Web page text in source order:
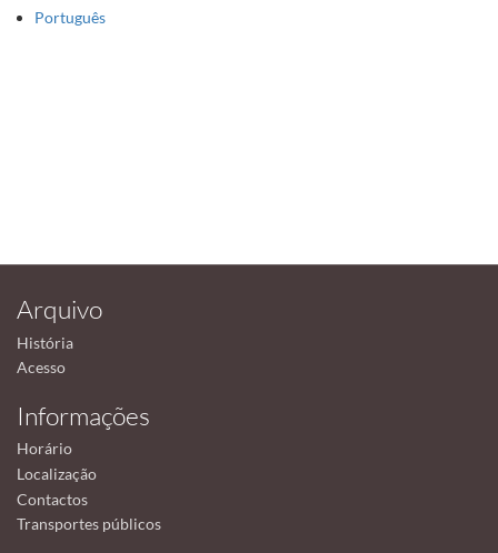
Português
Arquivo
História
Acesso
Informações
Horário
Localização
Contactos
Transportes públicos